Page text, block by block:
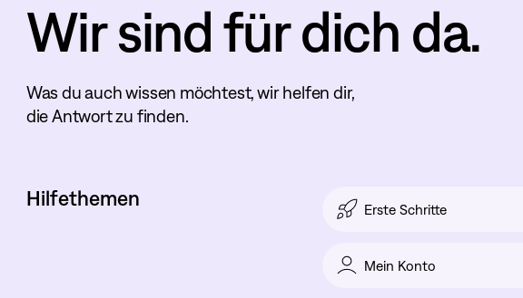
Wir sind für dich da.
Was du auch wissen möchtest, wir helfen dir,
die Antwort zu finden.
Hilfethemen Erste Schritte
Mein Konto